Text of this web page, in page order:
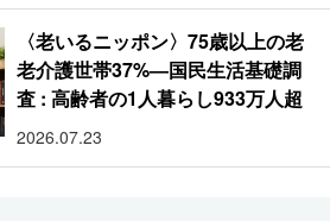
〈老いるニッポン〉75歳以上の老
老介護世帯37%―国民生活基礎調
査 : 高齢者の1人暮らし933万人超
2026.07.23